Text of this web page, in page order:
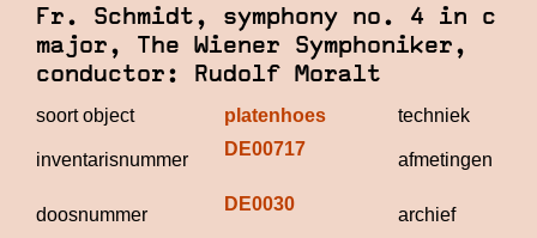
Fr. Schmidt, symphony no. 4 in c
major, The Wiener Symphoniker,
conductor: Rudolf Moralt
soort object platenhoes techniek
inventarisnummer
DE00717
afmetingen
doosnummer
DE0030
archief